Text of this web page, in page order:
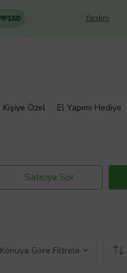
Yardım
Kişiye Özel El Yapımı Hediye
Satıcıya Sor
Konuya Göre Filtrele